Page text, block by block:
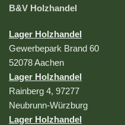
B&V Holzhandel
Lager Holzhandel
Gewerbepark Brand 60
52078 Aachen
Lager Holzhandel
Rainberg 4, 97277
Neubrunn-Würzburg
Lager Holzhandel